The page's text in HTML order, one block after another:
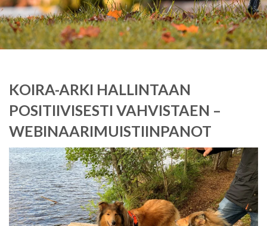
KOIRA-ARKI HALLINTAAN
POSITIIVISESTI VAHVISTAEN –
WEBINAARIMUISTIINPANOT